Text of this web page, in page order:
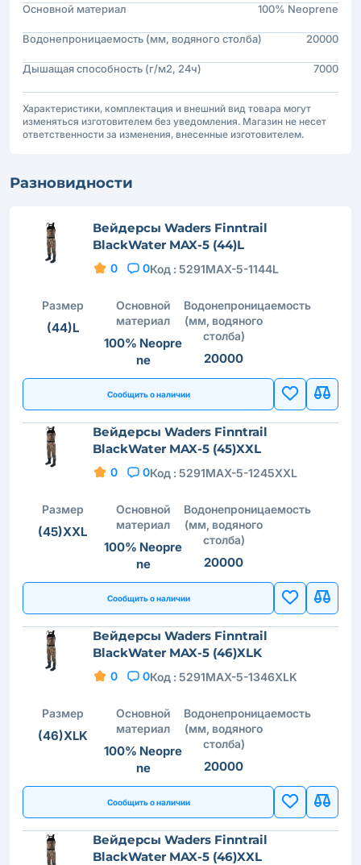
Основной материал 100% Neoprene
Водонепроницаемость (мм, водяного столба) 20000
Дышащая способность (г/м2, 24ч) 7000
Характеристики, комплектация и внешний вид товара могут
изменяться изготовителем без уведомления. Магазин не несет
ответственности за изменения, внесенные изготовителем.
Разновидности
Вейдерсы Waders Finntrail
BlackWater MAX-5 (44)L
0 0Код : 5291MAX-5-1144L
Размер
(44)L
Основной
материал
100% Neopre
ne
Водонепроницаемость
(мм, водяного
столба)
20000
Сообщить о наличии
Вейдерсы Waders Finntrail
BlackWater MAX-5 (45)XXL
0 0Код : 5291MAX-5-1245XXL
Размер
(45)XXL
Основной
материал
100% Neopre
ne
Водонепроницаемость
(мм, водяного
столба)
20000
Сообщить о наличии
Вейдерсы Waders Finntrail
BlackWater MAX-5 (46)XLK
0 0Код : 5291MAX-5-1346XLK
Размер
(46)XLK
Основной
материал
100% Neopre
ne
Водонепроницаемость
(мм, водяного
столба)
20000
Сообщить о наличии
Вейдерсы Waders Finntrail
BlackWater MAX-5 (46)XXL